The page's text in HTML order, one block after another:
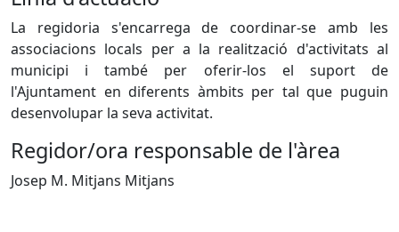
La regidoria s'encarrega de coordinar-se amb les
associacions locals per a la realització d'activitats al
municipi i també per oferir-los el suport de
l'Ajuntament en diferents àmbits per tal que puguin
desenvolupar la seva activitat.
Regidor/ora responsable de l'àrea
Josep M. Mitjans Mitjans